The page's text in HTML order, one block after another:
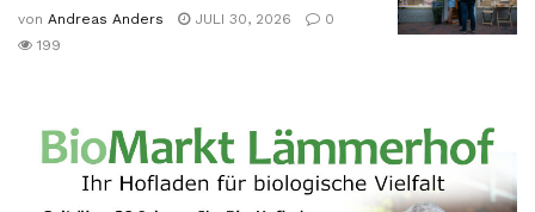
von Andreas Anders JULI 30, 2026
0
199